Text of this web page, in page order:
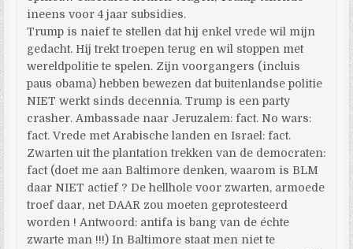
ineens voor 4 jaar subsidies.
Trump is naief te stellen dat hij enkel vrede wil mijn
gedacht. Hij trekt troepen terug en wil stoppen met
wereldpolitie te spelen. Zijn voorgangers (incluis
paus obama) hebben bewezen dat buitenlandse politie
NIET werkt sinds decennia. Trump is een party
crasher. Ambassade naar Jeruzalem: fact. No wars:
fact. Vrede met Arabische landen en Israel: fact.
Zwarten uit the plantation trekken van de democraten:
fact (doet me aan Baltimore denken, waarom is BLM
daar NIET actief ? De hellhole voor zwarten, armoede
troef daar, net DAAR zou moeten geprotesteerd
worden ! Antwoord: antifa is bang van de échte
zwarte man !!!) In Baltimore staat men niet te